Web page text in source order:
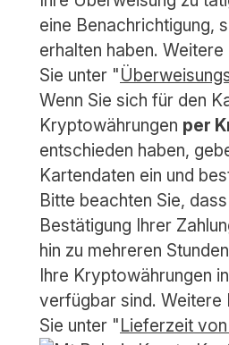
eine Benachrichtigung,
erhalten haben.
Sie unter "
Wenn Sie sich für den
Kryptowährungen per
entschieden haben,
Kartendaten ein und
Bitte beachten Sie,
Bestätigung Ihrer
hin zu mehreren
Ihre Kryptowährungen
verfügbar sind. Weitere
Sie unter "Lieferzeit